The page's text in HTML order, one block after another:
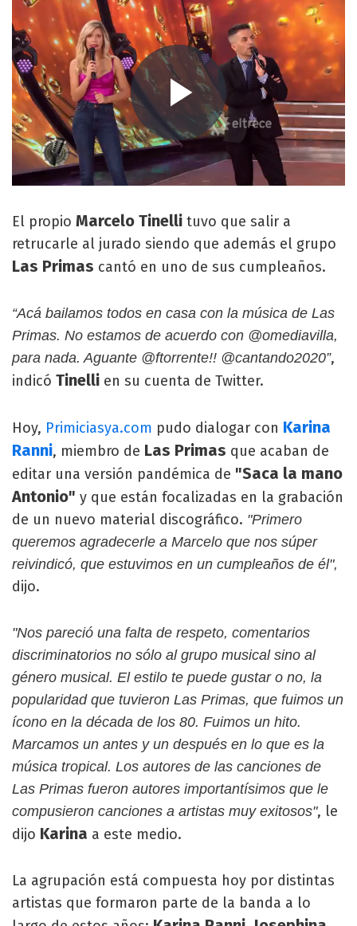
El propio Marcelo Tinelli tuvo que salir a
retrucarle al jurado siendo que además el grupo
Las Primas cantó en uno de sus cumpleaños.
“Acá bailamos todos en casa con la música de Las
Primas. No estamos de acuerdo con @omediavilla,
para nada. Aguante @ftorrente!! @cantando2020”,
indicó Tinelli en su cuenta de Twitter.
Hoy, Primiciasya.com pudo dialogar con Karina
Ranni, miembro de Las Primas que acaban de
editar una versión pandémica de "Saca la mano
Antonio" y que están focalizadas en la grabación
de un nuevo material discográfico. "Primero
queremos agradecerle a Marcelo que nos súper
reivindicó, que estuvimos en un cumpleaños de él",
dijo.
"Nos pareció una falta de respeto, comentarios
discriminatorios no sólo al grupo musical sino al
género musical. El estilo te puede gustar o no, la
popularidad que tuvieron Las Primas, que fuimos un
ícono en la década de los 80. Fuimos un hito.
Marcamos un antes y un después en lo que es la
música tropical. Los autores de las canciones de
Las Primas fueron autores importantísimos que le
compusieron canciones a artistas muy exitosos", le
dijo Karina a este medio.
La agrupación está compuesta hoy por distintas
artistas que formaron parte de la banda a lo